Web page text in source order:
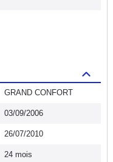
GRAND CONFORT
03/09/2006
26/07/2010
24 mois